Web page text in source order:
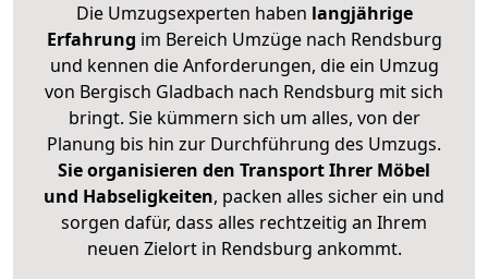
Die Umzugsexperten haben langjährige
Erfahrung im Bereich Umzüge nach Rendsburg
und kennen die Anforderungen, die ein Umzug
von Bergisch Gladbach nach Rendsburg mit sich
bringt. Sie kümmern sich um alles, von der
Planung bis hin zur Durchführung des Umzugs.
Sie organisieren den Transport Ihrer Möbel
und Habseligkeiten, packen alles sicher ein und
sorgen dafür, dass alles rechtzeitig an Ihrem
neuen Zielort in Rendsburg ankommt.